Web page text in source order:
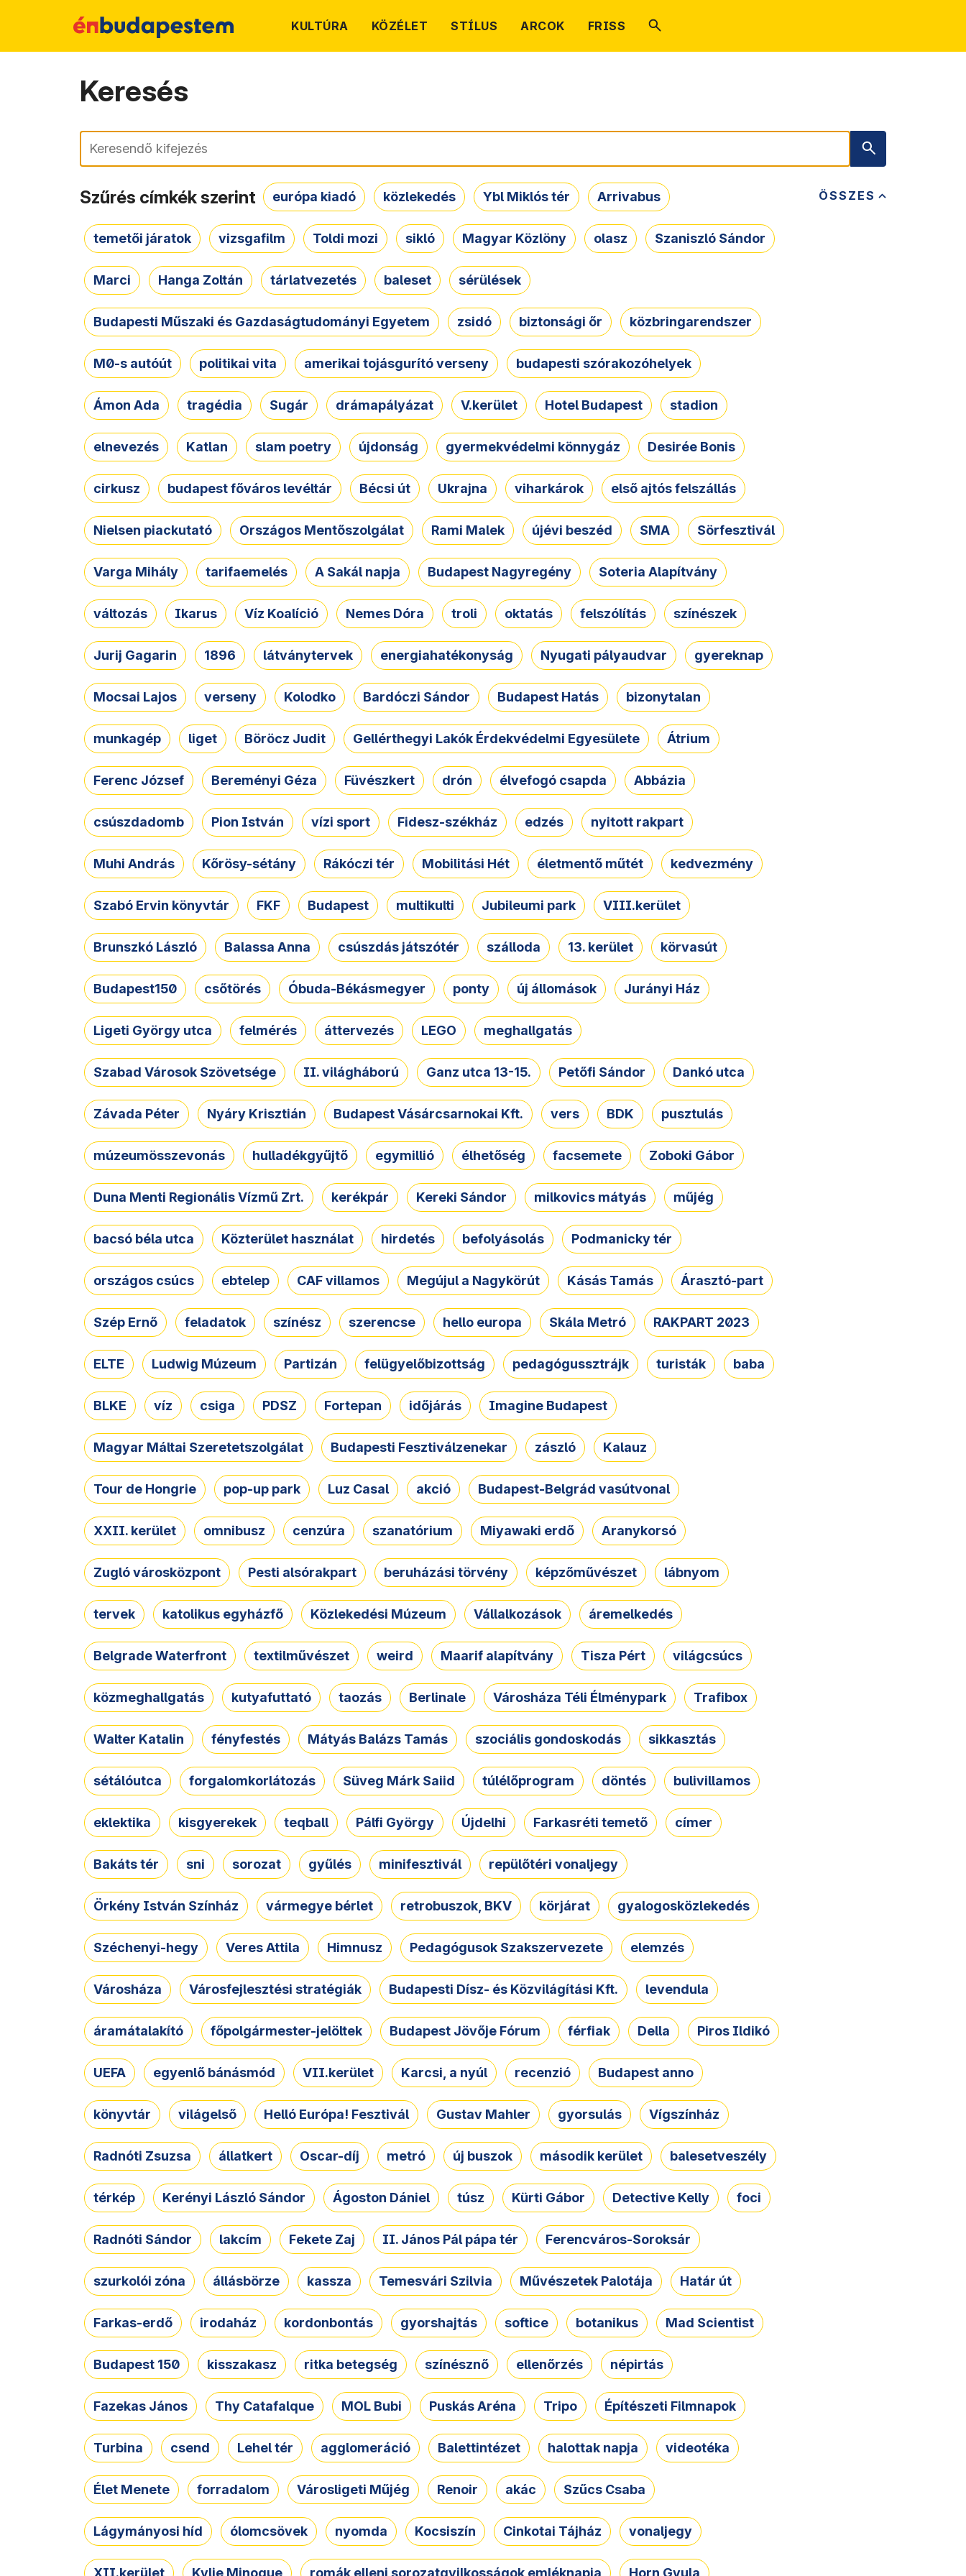
KULTÚRA KÖZÉLET STÍLUS ARCOK FRISS
Keresés
Keresés
ÖSSZES
Szűrés címkék szerint európa kiadó közlekedés Ybl Miklós tér Arrivabus
temetői járatok vizsgafilm Toldi mozi sikló Magyar Közlöny olasz Szaniszló Sándor
Marci Hanga Zoltán tárlatvezetés baleset sérülések
Budapesti Műszaki és Gazdaságtudományi Egyetem zsidó biztonsági őr közbringarendszer
M0-s autóút politikai vita amerikai tojásgurító verseny budapesti szórakozóhelyek
Ámon Ada tragédia Sugár drámapályázat V.kerület Hotel Budapest stadion
elnevezés Katlan slam poetry újdonság gyermekvédelmi könnygáz Desirée Bonis
cirkusz budapest főváros levéltár Bécsi út Ukrajna viharkárok első ajtós felszállás
Nielsen piackutató Országos Mentőszolgálat Rami Malek újévi beszéd SMA Sörfesztivál
Varga Mihály tarifaemelés A Sakál napja Budapest Nagyregény Soteria Alapítvány
változás Ikarus Víz Koalíció Nemes Dóra troli oktatás felszólítás színészek
Jurij Gagarin 1896 látványtervek energiahatékonyság Nyugati pályaudvar gyereknap
Mocsai Lajos verseny Kolodko Bardóczi Sándor Budapest Hatás bizonytalan
munkagép liget Böröcz Judit Gellérthegyi Lakók Érdekvédelmi Egyesülete Átrium
Ferenc József Bereményi Géza Füvészkert drón élvefogó csapda Abbázia
csúszdadomb Pion István vízi sport Fidesz-székház edzés nyitott rakpart
Muhi András Kőrösy-sétány Rákóczi tér Mobilitási Hét életmentő műtét kedvezmény
Szabó Ervin könyvtár FKF Budapest multikulti Jubileumi park VIII.kerület
Brunszkó László Balassa Anna csúszdás játszótér szálloda 13. kerület körvasút
Budapest150 csőtörés Óbuda-Békásmegyer ponty új állomások Jurányi Ház
Ligeti György utca felmérés áttervezés LEGO meghallgatás
Szabad Városok Szövetsége II. világháború Ganz utca 13-15. Petőfi Sándor Dankó utca
Závada Péter Nyáry Krisztián Budapest Vásárcsarnokai Kft. vers BDK pusztulás
múzeumösszevonás hulladékgyűjtő egymillió élhetőség facsemete Zoboki Gábor
Duna Menti Regionális Vízmű Zrt. kerékpár Kereki Sándor milkovics mátyás műjég
bacsó béla utca Közterület használat hirdetés befolyásolás Podmanicky tér
országos csúcs ebtelep CAF villamos Megújul a Nagykörút Kásás Tamás Árasztó-part
Szép Ernő feladatok színész szerencse hello europa Skála Metró RAKPART 2023
ELTE Ludwig Múzeum Partizán felügyelőbizottság pedagógussztrájk turisták baba
BLKE víz csiga PDSZ Fortepan időjárás Imagine Budapest
Magyar Máltai Szeretetszolgálat Budapesti Fesztiválzenekar zászló Kalauz
Tour de Hongrie pop-up park Luz Casal akció Budapest-Belgrád vasútvonal
XXII. kerület omnibusz cenzúra szanatórium Miyawaki erdő Aranykorsó
Zugló városközpont Pesti alsórakpart beruházási törvény képzőművészet lábnyom
tervek katolikus egyházfő Közlekedési Múzeum Vállalkozások áremelkedés
Belgrade Waterfront textilművészet weird Maarif alapítvány Tisza Pért világcsúcs
közmeghallgatás kutyafuttató taozás Berlinale Városháza Téli Élménypark Trafibox
Walter Katalin fényfestés Mátyás Balázs Tamás szociális gondoskodás sikkasztás
sétálóutca forgalomkorlátozás Süveg Márk Saiid túlélőprogram döntés bulivillamos
eklektika kisgyerekek teqball Pálfi György Újdelhi Farkasréti temető címer
Bakáts tér sni sorozat gyűlés minifesztivál repülőtéri vonaljegy
Örkény István Színház vármegye bérlet retrobuszok, BKV körjárat gyalogosközlekedés
Széchenyi-hegy Veres Attila Himnusz Pedagógusok Szakszervezete elemzés
Városháza Városfejlesztési stratégiák Budapesti Dísz- és Közvilágítási Kft. levendula
áramátalakító főpolgármester-jelöltek Budapest Jövője Fórum férfiak Della Piros Ildikó
UEFA egyenlő bánásmód VII.kerület Karcsi, a nyúl recenzió Budapest anno
könyvtár világelső Helló Európa! Fesztivál Gustav Mahler gyorsulás Vígszínház
Radnóti Zsuzsa állatkert Oscar-díj metró új buszok második kerület balesetveszély
térkép Kerényi László Sándor Ágoston Dániel túsz Kürti Gábor Detective Kelly foci
Radnóti Sándor lakcím Fekete Zaj II. János Pál pápa tér Ferencváros-Soroksár
szurkolói zóna állásbörze kassza Temesvári Szilvia Művészetek Palotája Határ út
Farkas-erdő irodaház kordonbontás gyorshajtás softice botanikus Mad Scientist
Budapest 150 kisszakasz ritka betegség színésznő ellenőrzés népirtás
Fazekas János Thy Catafalque MOL Bubi Puskás Aréna Tripo Építészeti Filmnapok
Turbina csend Lehel tér agglomeráció Balettintézet halottak napja videotéka
Élet Menete forradalom Városligeti Műjég Renoir akác Szűcs Csaba
Lágymányosi híd ólomcsövek nyomda Kocsiszín Cinkotai Tájház vonaljegy
XII.kerület Kylie Minogue romák elleni sorozatgyilkosságok emléknapja Horn Gyula